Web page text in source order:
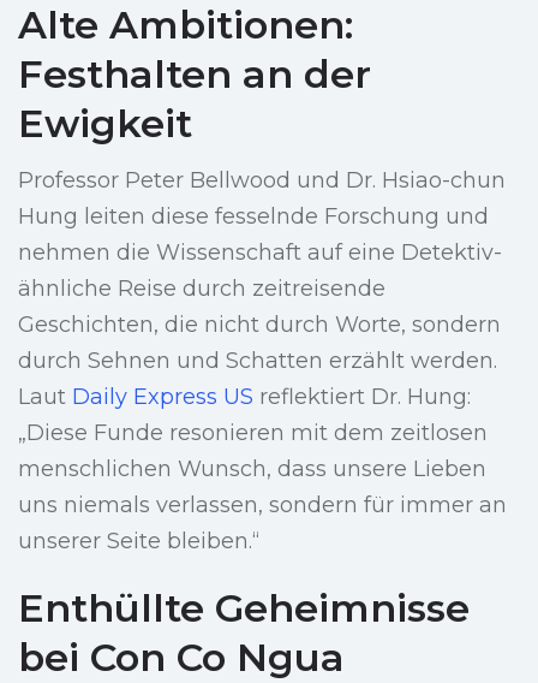
Alte Ambitionen:
Festhalten an der
Ewigkeit
Professor Peter Bellwood und Dr. Hsiao-chun
Hung leiten diese fesselnde Forschung und
nehmen die Wissenschaft auf eine Detektiv-
ähnliche Reise durch zeitreisende
Geschichten, die nicht durch Worte, sondern
durch Sehnen und Schatten erzählt werden.
Laut Daily Express US reflektiert Dr. Hung:
„Diese Funde resonieren mit dem zeitlosen
menschlichen Wunsch, dass unsere Lieben
uns niemals verlassen, sondern für immer an
unserer Seite bleiben.“
Enthüllte Geheimnisse
bei Con Co Ngua